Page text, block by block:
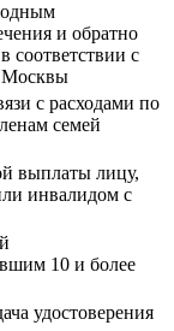
и обратно
соответствии с
Москвы
с расходами по
семей
выплаты лицу,
инвалидом с
10 и более
удостоверения